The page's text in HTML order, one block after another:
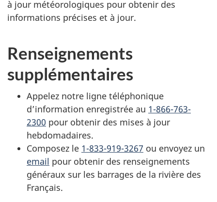
à jour météorologiques pour obtenir des
informations précises et à jour.
Renseignements
supplémentaires
Appelez notre ligne téléphonique
d’information enregistrée au 1-866-763-
2300 pour obtenir des mises à jour
hebdomadaires.
Composez le 1-833-919-3267 ou envoyez un
email pour obtenir des renseignements
généraux sur les barrages de la rivière des
Français.